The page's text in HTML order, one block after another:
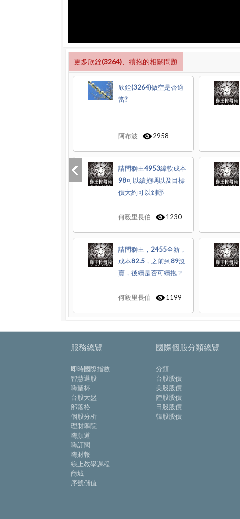
更多欣銓(3264)、續抱的相關問題
欣銓(3264)做空是否適
當?
阿布波 2958
請問獅王4953緯軟成本
98可以續抱嗎以及目標
價大約可以到哪
何毅里長伯 1230
請問獅王，2455全新，
成本82.5，之前到89沒
賣，後續是否可續抱？
何毅里長伯 1199
服務總覽
即時國際指數
智慧選股
嗨聖杯
台股大盤
部落格
個股分析
理財學院
嗨頻道
嗨訂閱
嗨財報
線上教學課程
商城
序號儲值
國際個股分類總覽
分類
台股股價
美股股價
陸股股價
日股股價
韓股股價